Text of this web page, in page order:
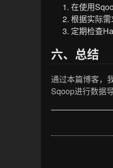
在使用
根据实际需
定期检查
六、总结
通过本篇博客，
Sqoop进行数据